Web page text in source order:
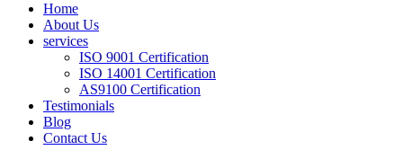
Home
About Us
services
ISO 9001 Certification
ISO 14001 Certification
AS9100 Certification
Testimonials
Blog
Contact Us